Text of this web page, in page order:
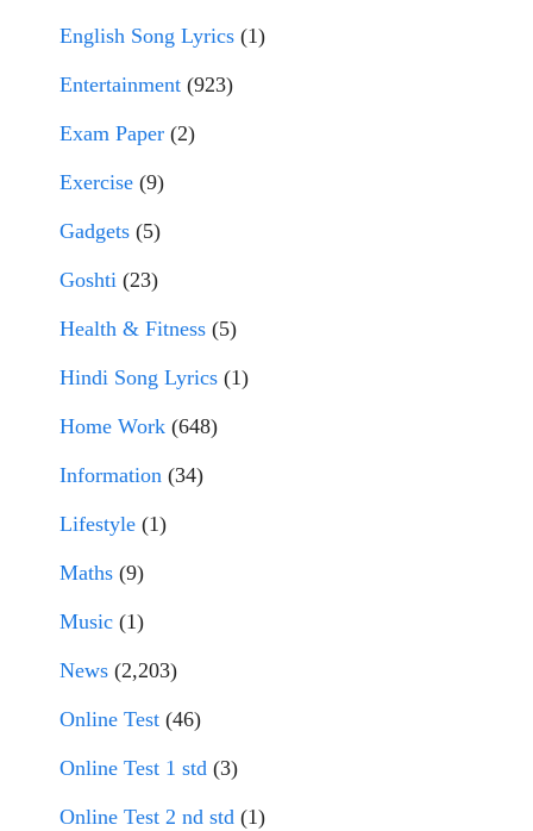
English Song Lyrics (1)
Entertainment (923)
Exam Paper (2)
Exercise (9)
Gadgets (5)
Goshti (23)
Health & Fitness (5)
Hindi Song Lyrics (1)
Home Work (648)
Information (34)
Lifestyle (1)
Maths (9)
Music (1)
News (2,203)
Online Test (46)
Online Test 1 std (3)
Online Test 2 nd std (1)